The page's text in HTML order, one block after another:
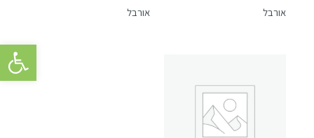
פתח
אורבל אורבל